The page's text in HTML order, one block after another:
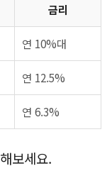
금리
연 10%대
연 12.5%
연 6.3%
해보세요.